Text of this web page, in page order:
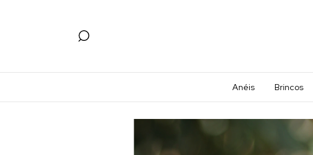
Anéis Brincos